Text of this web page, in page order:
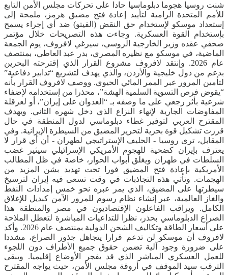
شنت روسيا هجوما دبلوماسيا حادا على تحركات مجلس الأمن التابع
للأمم المتحدة الرامية لتأييد إعادة فتح مضيق هرمز، ملمحة إلى
إستعداد موسكو لإستخدام حق النقض (الفيتو) ضد أي إجراء يسمح
بإستخدام القوة العسكرية. وجاءت هذه التصريحات خلال مؤتمر
صحفي عقده وزير الخارجية الروسي، سيرغي لافروف، يوم الجمعة
الماضية، في موسكو مع نظيره المصري، بدر عبد العاطي، بمنتصف
عام 2026. وإنتقد لافروف مشروع القرار الذي إقترحته البحرين
بدعم من دول خليجية والأردن، والذي يهدف لتشريع “تدابير دفاعية”
لتأمين المرور عبر الممر المائي الحيوي. ووصف لافروف القرار بأنه
“يقوض فرص التسوية السلمية الهشة”، محذرا من إستخدامه لإضفاء
شرعية بأثر رجعي على ما وصفه بـ “العدوان على إيران”، أو لعرقلة
المفاوضات الجارية لإنهاء النزاع الذي دخل شهره الثاني. ويهدف
المقترح العربي لتوفير غطاء دبلوماسي لدول المنطقة في حال
قررت تشكيل قوة بحرية لتحرير المضيق من السيطرة الإيرانية. وفي
المقابل، ترى روسيا - الحليف الإستراتيجي لطهران - أن أي قرار لا
يعترف بإيران كضحية للهجوم الأمريكي الإسرائيلي سيثير غضب
السلطات في طهران ويغلق أبواب الحوار، خاصة في ظل المطالب
الأمريكية بإعادة فتح المضيق فورا تحت تهديد بشن المزيد من
الهجمات. وتأتي هذه التجاذبات في وقت تسعى فيه إيران لترسيخ
سيطرتها على المضيق، الذي يمر عبره نحو خمس إمدادات النفط
والغاز العالمية، عبر إنشاء نظام رسوم للمرور الآمن كبديل للإغلاق
الكامل. ويراقب الفاعلون الإقتصاديون في مصر والمنطقة هذا
الصراع الدبلوماسي بحذر، نظرا للتداعيات المباشرة لتعطل الملاحة
على أسعار الطاقة وتكاليف الشحن الدولية بمنتصف عام 2026. وأكد
لافروف أن موسكو لن تدعم قرارا يتجاهل جذور الصراع، مشددا
على ضرورة وجود آلية تضمن حقوق جميع الأطراف دون اللجوء
للعمل العسكري المباشر الذي قد يفجر الأوضاع إقليميا. ويبقى
الترقب سيد الموقف في أروقة مجلس الأمن، حيث يواجه المقترح